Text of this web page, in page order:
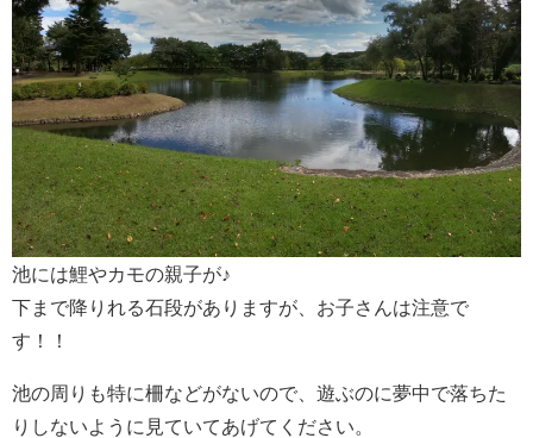
池には鯉やカモの親子が♪
下まで降りれる石段がありますが、お子さんは注意で
す！！
池の周りも特に柵などがないので、遊ぶのに夢中で落ちた
りしないように見ていてあげてください。